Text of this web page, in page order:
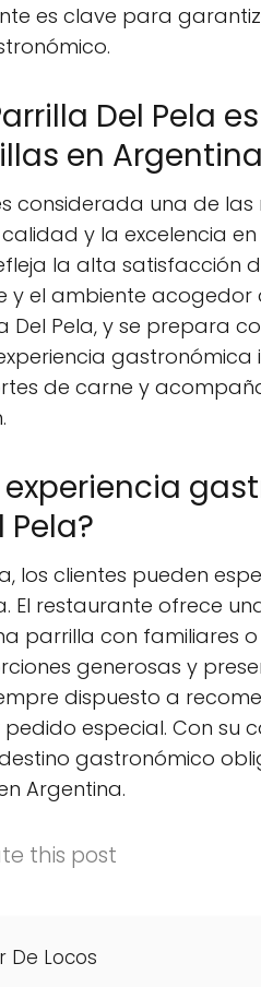
es clave para
Del Pela
en
considerada una de
y la excelencia
la alta satisfacción
y el ambiente
Del Pela, y se prepara
gastronómica
de carne y
Pela?
los clientes pueden
El restaurante ofrece
parrilla con familiares
generosas y
dispuesto a
especial. Con su
gastronómico
Argentina.
this post
De Locos